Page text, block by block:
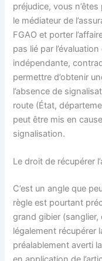
préjudice, vous
le médiateur de
FGAO et porter
pas lié par
indépendante,
permettre d’obtenir
l’absence de
route (État,
peut être mis en
signalisation.
Le droit de récupérer
C’est un angle que
règle est pourtant
grand gibier
légalement récupérer
préalablement averti